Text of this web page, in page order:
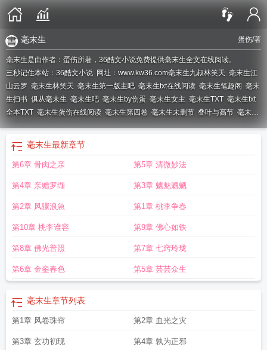
蛋伤/著
毫末生
毫末生是由作者：蛋伤所著，36酷文小说免费提供毫末生全文在线阅读。
三秒记住本站：36酷文小说 网址：www.kw36.com毫末生九叔林笑天 毫末生江
山云罗 毫末生林笑天 毫末生第一版主吧 毫末生txt在线阅读 毫末生笔趣阁 毫末
生扫书 俱从毫末生 毫末生吧 毫末生by伤蛋 毫末生女主 毫末生TXT 毫末生txt
全本TXT 毫末生蛋伤在线阅读 毫末生第四卷 毫末生未删节 叠叶与高节 毫末生
有雷吗毫末生TXT百度毫末生全文阅读笔趣阁毫末生全文阅读毫末生阅读毫
末生最新章节哪里看
毫末生全文TXT
蛋笔趣阁
趣阁最新章节内容
毫末生齐开阳免费阅读毫末生齐开阳
库 毫末生 毫末生第八卷 毫末生九叔与林笑天 毫末生木
读在线阅读毫末生最新章节 毫末生第一版主 毫末生齐开阳最新
末生 贴吧毫末生免费阅读
毫末生最新章节
第6章 骨肉之亲 第5章 清微妙法
第4章 亲赠罗缬 第3章 魑魅魍魉
第2章 风骤浪急 第1章 桃李争春
第10章 桃李谁容 第9章 佛心如铁
第8章 佛光普照 第7章 七窍玲珑
第6章 金銮春色 第5章 芸芸众生
毫末生章节列表
第1章 风卷珠帘 第2章 血光之灾
第3章 玄功初现 第4章 孰为正邪